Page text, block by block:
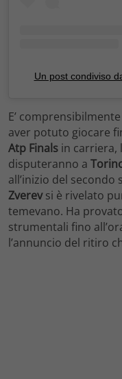
Un post condiviso
E’
aver potuto giocare
Atp Finals in carriera,
disputeranno a
all’inizio del
Zverevsi è rivelato
temevano. Ha
strumentali fino
l’annuncio del ritiro